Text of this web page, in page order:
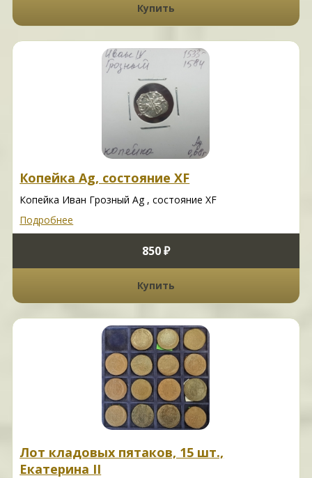
Купить
Копейка Ag, состояние XF
Копейка Иван Грозный Ag , состояние XF
Подробнее
850 ₽
Купить
Лот кладовых пятаков, 15 шт.,
Екатерина II